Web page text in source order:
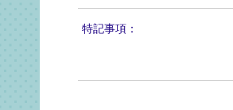
特記事項：